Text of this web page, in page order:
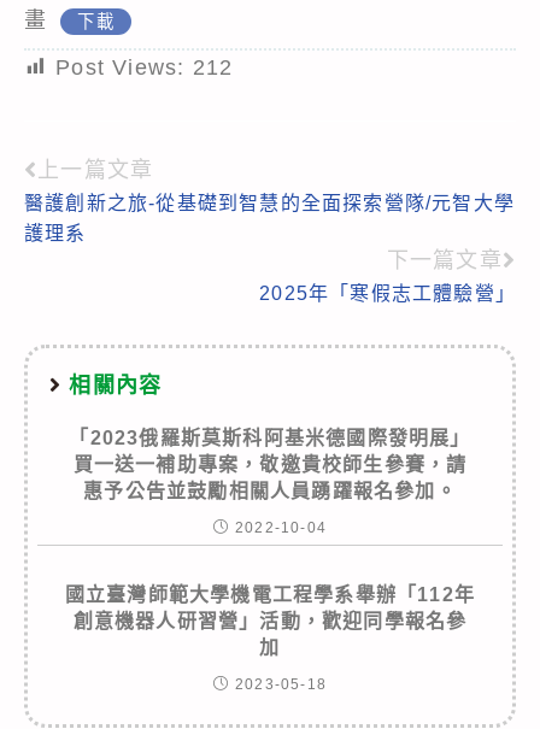
畫
下載
Post Views: 212
Read
more
上一篇文章
醫護創新之旅-從基礎到智慧的全面探索營隊/元智大學
護理系
下一篇文章
2025年「寒假志工體驗營」
相關內容
「2023俄羅斯莫斯科阿基米德國際發明展」
買一送一補助專案，敬邀貴校師生參賽，請
惠予公告並鼓勵相關人員踴躍報名參加。
2022-10-04
國立臺灣師範大學機電工程學系舉辦「112年
創意機器人研習營」活動，歡迎同學報名參
加
2023-05-18